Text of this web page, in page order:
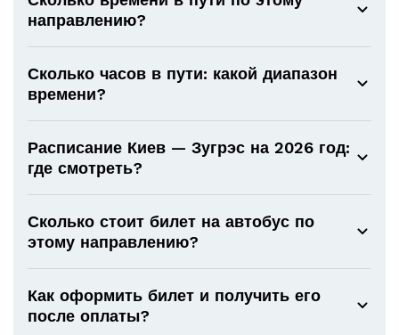
направлению?
Сколько часов в пути: какой диапазон
времени?
Расписание Киев — Зугрэс на 2026 год:
где смотреть?
Сколько стоит билет на автобус по
этому направлению?
Как оформить билет и получить его
после оплаты?